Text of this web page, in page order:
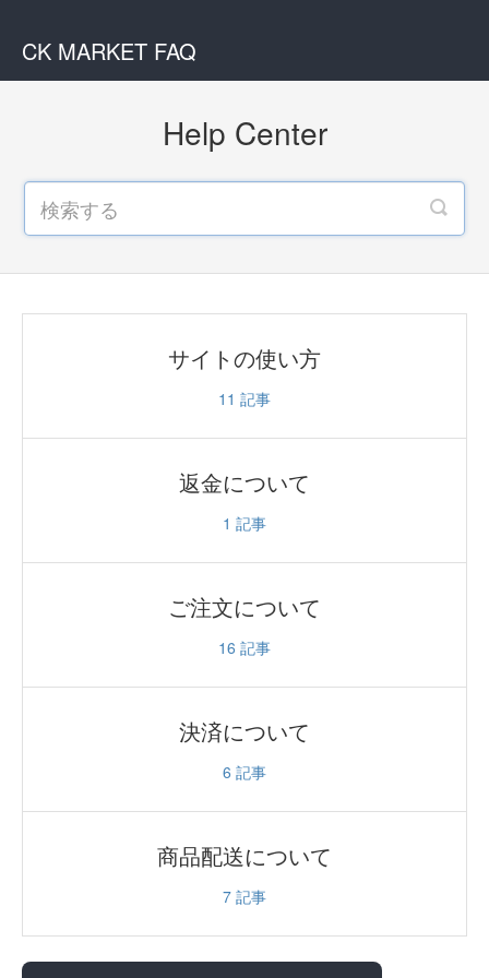
CK MARKET FAQ
Help Center
サイトの使い方
11 記事
返金について
1 記事
ご注文について
16 記事
決済について
6 記事
商品配送について
7 記事